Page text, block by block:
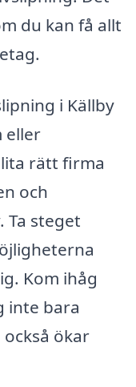
du kan få allt
i Källby
eller
rätt firma
och
Ta steget
Kom ihåg
inte bara
ökar